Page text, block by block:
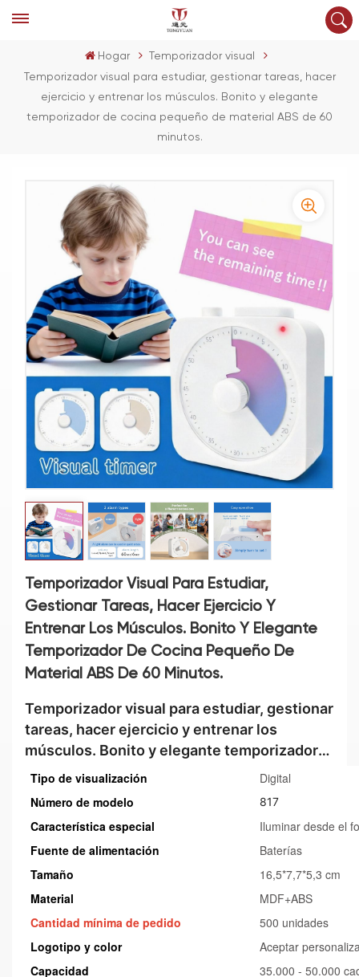
Hogar
Temporizador visual
Temporizador visual para estudiar, gestionar tareas, hacer
ejercicio y entrenar los músculos. Bonito y elegante
temporizador de cocina pequeño de material ABS de 60
minutos.
Temporizador Visual Para Estudiar,
Gestionar Tareas, Hacer Ejercicio Y
Entrenar Los Músculos. Bonito Y Elegante
Temporizador De Cocina Pequeño De
Material ABS De 60 Minutos.
Temporizador visual para estudiar, gestionar
tareas, hacer ejercicio y entrenar los
músculos. Bonito y elegante temporizador
de cocina pequeño de material ABS de 60
Tipo de visualización
Digital
Número de modelo
817
Característica especial
Iluminar desde el
Fuente de alimentación
Baterías
Tamaño
16,5*7,7*5,3 cm
Material
MDF+ABS
Cantidad mínima de pedido
500 unidades
Logotipo y color
Aceptar
Capacidad
35.000 - 50.000